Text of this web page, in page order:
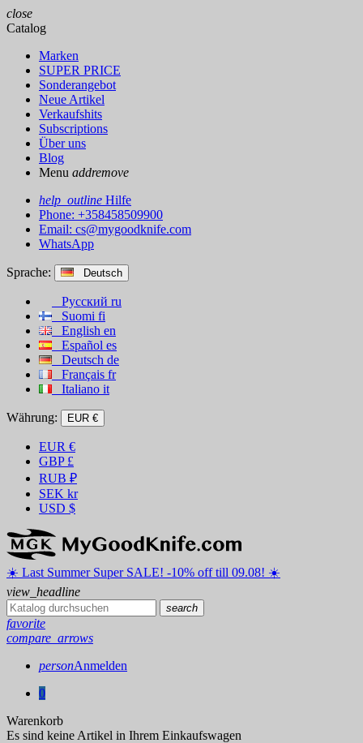
close
Catalog
Marken
SUPER PRICE
Sonderangebot
Neue Artikel
Verkaufshits
Subscriptions
Über uns
Blog
Menu addremove
help_outline Hilfe
Phone: +358458509900
Email: cs@mygoodknife.com
WhatsApp
Sprache: Deutsch
Русский ru
Suomi fi
English en
Español es
Deutsch de
Français fr
Italiano it
Währung: EUR €
EUR €
GBP £
RUB ₽
SEK kr
USD $
☀️ ️Last Summer Super SALE! -10% off till 09.08! ☀️
view_headline
search
favorite
compare_arrows
personAnmelden
0
Warenkorb
Es sind keine Artikel in Ihrem Einkaufswagen